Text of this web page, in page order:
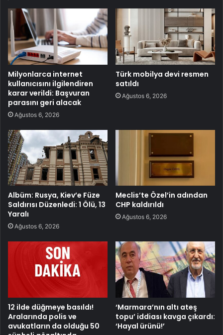
Milyonlarca internet
kullanıcısını ilgilendiren
karar verildi: Başvuran
parasını geri alacak
Ağustos 6, 2026
Türk mobilya devi resmen
satıldı
Ağustos 6, 2026
Albüm: Rusya, Kiev’e Füze
Saldırısı Düzenledi: 1 Ölü, 13
Yaralı
Ağustos 6, 2026
Meclis’te Özel’in adından
CHP kaldırıldı
Ağustos 6, 2026
12 ilde düğmeye basıldı!
Aralarında polis ve
avukatların da olduğu 50
‘Marmara’nın altı ateş
topu’ iddiası kavga çıkardı:
‘Hayal ürünü!’